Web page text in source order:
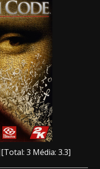
[Total: 3 Média: 3.3]